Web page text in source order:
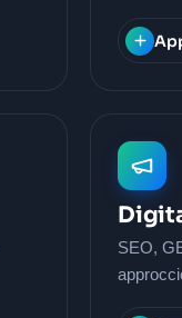
SEO,